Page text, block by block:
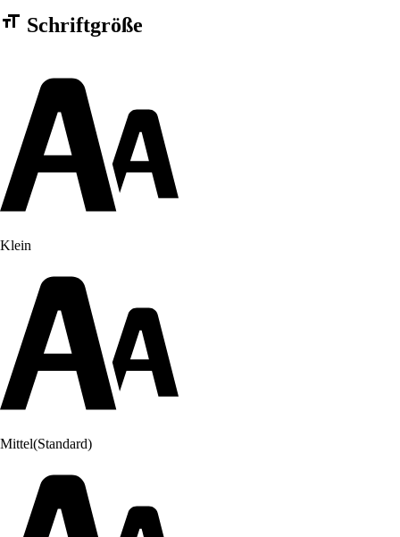
Barrierefreiheit Einstellungen Formular
Schriftgröße
Klein
Mittel(Standard)